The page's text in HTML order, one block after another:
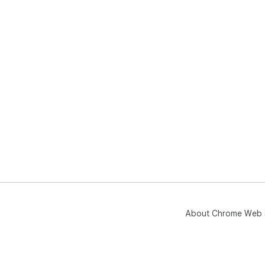
About Chrome Web